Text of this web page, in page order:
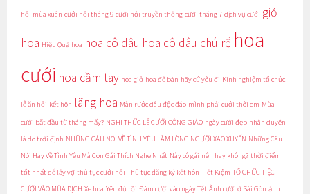
hỏi mùa xuân cưới hỏi tháng 9 cưới hỏi truyền thống cưới tháng 7 dịch vụ cưới giỏ
hoa Hiệu Quả hoa hoa cô dâu hoa cô dâu chú rể hoa
cưới hoa cầm tay hoa giỏ hoa để bàn hãy cứ yêu đi Kinh nghiệm tổ chức
lễ ăn hỏi kết hôn lãng hoa Màn rước dâu độc đáo mình phải cưới thôi em Mùa
cưới bắt đầu từ tháng mấy? NGHI THỨC LỄ CƯỚI CÔNG GIÁO ngày cưới đẹp nhân duyên
là do trời định NHỮNG CÂU NÓI VỀ TÌNH YÊU LÀM LÒNG NGƯỜI XAO XUYẾN Những Câu
Nói Hay Về Tình Yêu Mà Con Gái Thích Nghe Nhất Này cô gái nên hay không? thời điểm
tốt nhất để lấy vợ thủ tục cưới hỏi Thủ tục đăng ký kết hôn Tiết Kiệm TỔ CHỨC TIỆC
CƯỚI VÀO MÙA DỊCH Xe hoa Yêu đủ rồi Đám cưới vào ngày Tết Ảnh cưới ở Sài Gòn ảnh